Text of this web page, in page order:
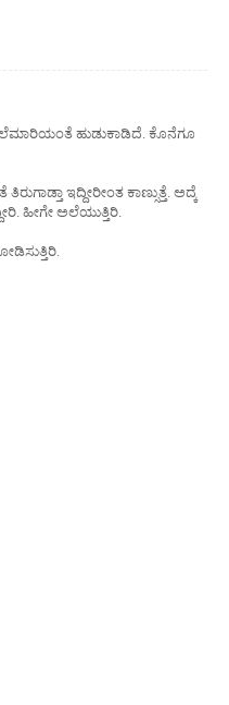
ಹುಡುಕಾಡಿದೆ. ಕೊನೆಗೂ
ಇದ್ದೀರೀಂತ ಕಾಣ್ಸುತ್ತೆ. ಅದ್ಕೆ
ಹೀಗೇ ಅಲೆಯುತ್ತಿರಿ.